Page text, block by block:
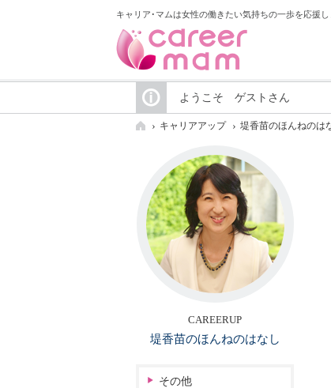
キャリア･マムは女性の働きたい気持ちの一歩を応援
ようこそ ゲストさん
キャリアアップ 堤香苗のほんねのは
CAREERUP
堤香苗のほんねのはなし
その他